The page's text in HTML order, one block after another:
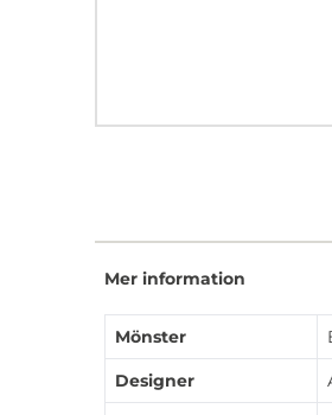
Mer information
Mönster
Designer